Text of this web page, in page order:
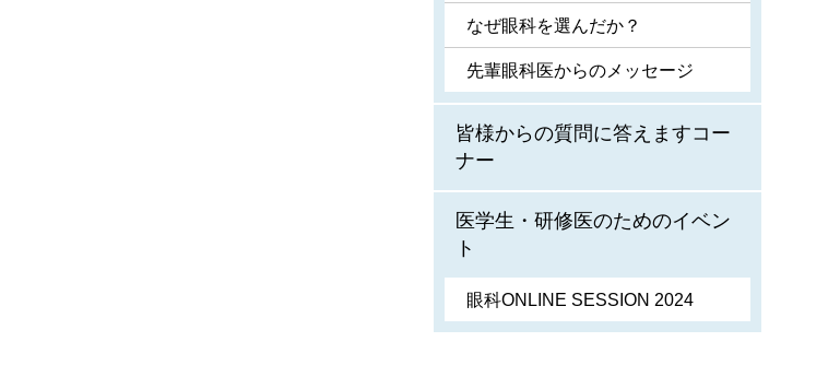
なぜ眼科を選んだか？
先輩眼科医からのメッセージ
皆様からの質問に答えますコー
ナー
医学生・研修医のためのイベン
ト
眼科ONLINE SESSION 2024